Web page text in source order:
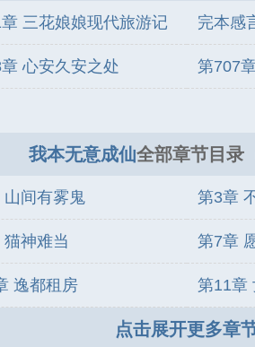
三花娘娘现代旅游记 完本感
心安久安之处 第707
我本无意成仙全部章节目录
山间有雾鬼 第3章
猫神难当 第7章
逸都租房 第11章
点击展开更多章